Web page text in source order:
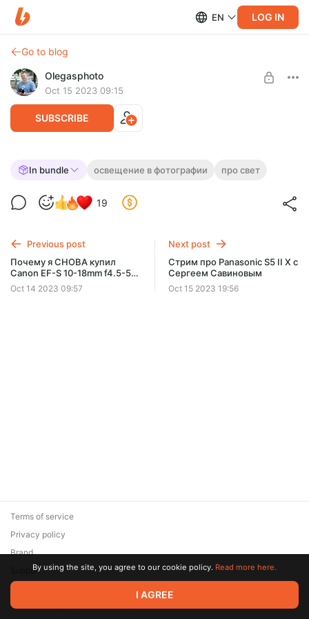
EN LOG IN
Go to blog
Olegasphoto
Oct 15 2023 09:15
SUBSCRIBE
Когда плохой свет - это хорошо? Про
Оригинальное видео про понимание схем освещения.
Основная подписка
$7.8 $6.6 per month -15%
Billed every 6 months.
In bundle освещение в фотографии про свет
19
Previous post
Почему я СНОВА купил
Canon EF-S 10-18mm f4.5-5-
6 STM?
Oct 14 2023 09:57
Next post
Стрим про Panasonic S5 II X с
Сергеем Савиновым
Oct 15 2023 19:56
© 2026 Zaya Solutions Limited. All rights reserved. All trademarks
are the property of their respective owners.
Terms of service
Privacy policy
Brand
SupportBy using the site, you agree to our cookie policy. Read more here.
I AGREE